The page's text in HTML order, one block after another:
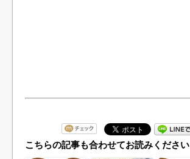
こちらの記事も合わせてお読みください